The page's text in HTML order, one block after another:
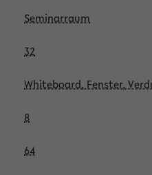
Seminarraum
32
Whiteboard, Fenster,
8
64